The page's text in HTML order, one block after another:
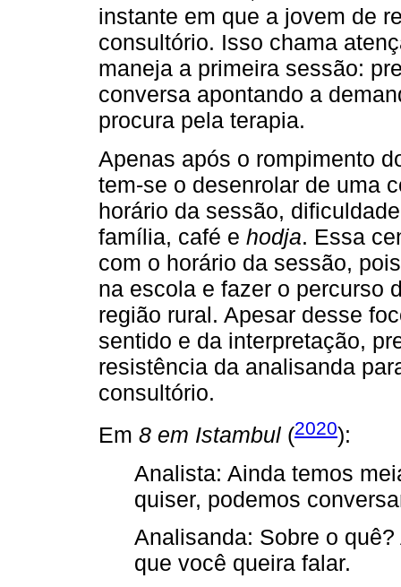
instante em que a jovem de
consultório. Isso chama
maneja a primeira sessão:
conversa apontando a
procura pela terapia.
Apenas após o rompimento
tem-se o desenrolar de uma
horário da sessão,
família, café e hodja. Essa
com o horário da sessão,
na escola e fazer o percurso
região rural. Apesar desse
sentido e da interpretação,
resistência da analisanda
consultório.
Em 8 em Istambul (2020):
Analista: Ainda temos
quiser, podemos
Analisanda: Sobre o
que você queira falar.